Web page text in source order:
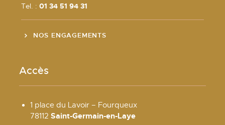
Tel. :01 34 51 94 31
NOS ENGAGEMENTS
Accès
1 place du Lavoir – Fourqueux
78112Saint-Germain-en-Laye